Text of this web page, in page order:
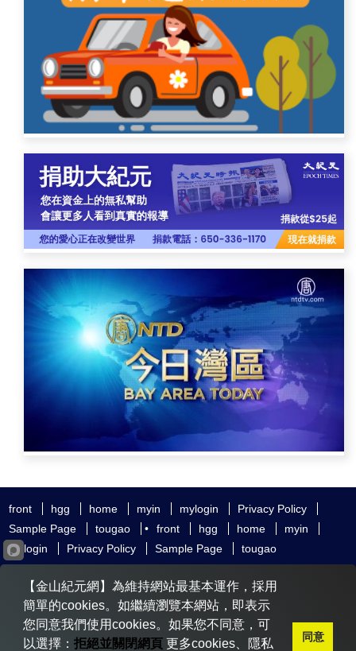
front hgg home myin mylogin
Privacy Policy
Sample Page
tougao • front hgg home
myin
mylogin
Privacy Policy Sample Page tougao
友好鏈接 追查國際 新唐人電視
神韻藝術團
大紀元時報
希望之聲 全球退黨服務中心 明慧網
無界網
【金山紀元網】為維持網站最基本運作，採用
簡單的cookies。如繼續瀏覽本網站，即表示
您同意我們使用cookies。如果您不同意，可
以選擇： 拒絕並關閉網頁更多cookies、隱私 同意